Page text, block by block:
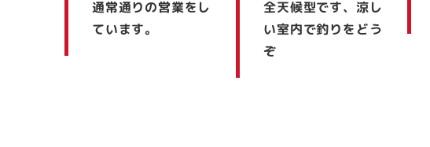
通常通りの営業をし
ています。
全天候型です、涼し
い室内で釣りをどう
ぞ